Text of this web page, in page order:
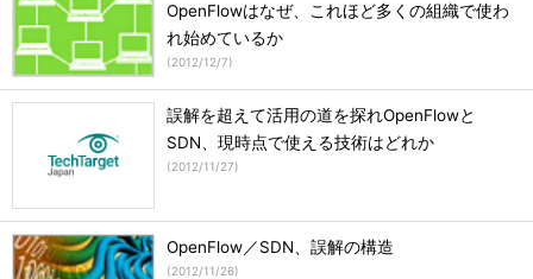
OpenFlowはなぜ、これほど多くの組織で使わ
れ始めているか
(2012/12/7)
誤解を超えて活用の道を探れOpenFlowと
SDN、現時点で使える技術はどれか
(2012/11/27)
OpenFlow／SDN、誤解の構造
(2012/11/26)